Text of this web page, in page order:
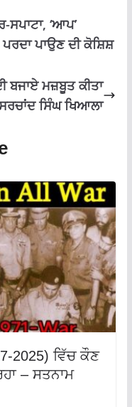
ਸਪਾਟਾ, ‘ਆਪ’
ਪਾਉਣ ਦੀ ਕੋਸ਼ਿਸ਼
ਬਜਾਏ ਮਜ਼ਬੂਤ ਕੀਤਾ
ਸਿੰਘ ਖਿਆਲਾ
2025) ਵਿੱਚ ਕੌਣ
– ਸਤਨਾਮ